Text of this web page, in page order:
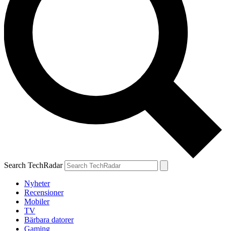
Search TechRadar
Nyheter
Recensioner
Mobiler
TV
Bärbara datorer
Gaming